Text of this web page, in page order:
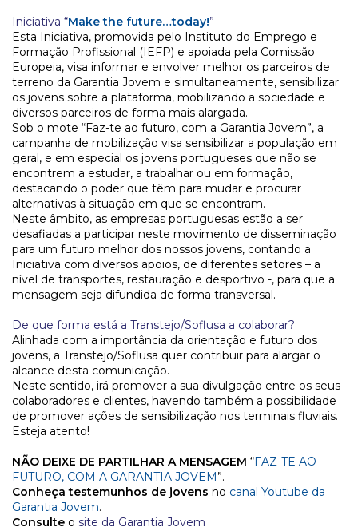
Iniciativa “Make the future…today!”
Esta Iniciativa, promovida pelo Instituto do Emprego e
Formação Profissional (IEFP) e apoiada pela Comissão
Europeia, visa informar e envolver melhor os parceiros de
terreno da Garantia Jovem e simultaneamente, sensibilizar
os jovens sobre a plataforma, mobilizando a sociedade e
diversos parceiros de forma mais alargada.
Sob o mote “Faz-te ao futuro, com a Garantia Jovem”, a
campanha de mobilização visa sensibilizar a população em
geral, e em especial os jovens portugueses que não se
encontrem a estudar, a trabalhar ou em formação,
destacando o poder que têm para mudar e procurar
alternativas à situação em que se encontram.
Neste âmbito, as empresas portuguesas estão a ser
desafiadas a participar neste movimento de disseminação
para um futuro melhor dos nossos jovens, contando a
Iniciativa com diversos apoios, de diferentes setores – a
nível de transportes, restauração e desportivo -, para que a
mensagem seja difundida de forma transversal.
De que forma está a Transtejo/Soflusa a colaborar?
Alinhada com a importância da orientação e futuro dos
jovens, a Transtejo/Soflusa quer contribuir para alargar o
alcance desta comunicação.
Neste sentido, irá promover a sua divulgação entre os seus
colaboradores e clientes, havendo também a possibilidade
de promover ações de sensibilização nos terminais fluviais.
Esteja atento!
NÃO DEIXE DE PARTILHAR A MENSAGEM “FAZ-TE AO
FUTURO, COM A GARANTIA JOVEM”.
Conheça testemunhos de jovens no canal Youtube da
Garantia Jovem.
Consulte o site da Garantia Jovem